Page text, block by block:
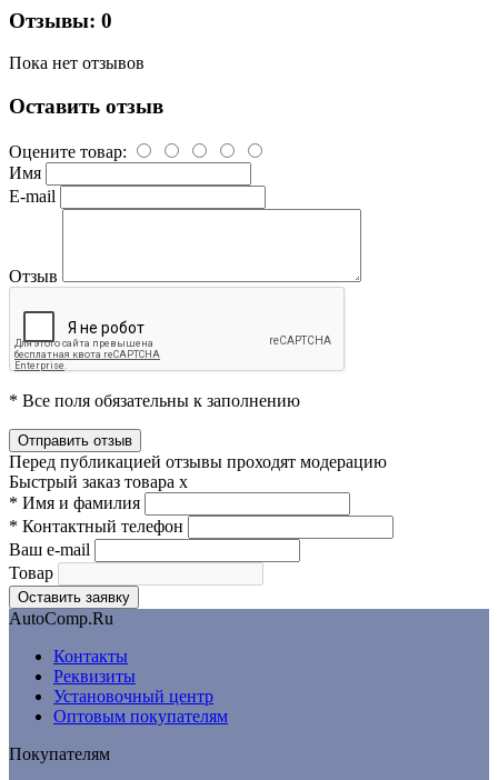
Отзывы: 0
Пока нет отзывов
Оставить отзыв
Оцените товар:
Имя
E-mail
Отзыв
* Все поля обязательны к заполнению
Перед публикацией отзывы проходят модерацию
Быстрый заказ товара x
* Имя и фамилия
* Контактный телефон
Ваш e-mail
Товар
AutoComp.Ru
Контакты
Реквизиты
Установочный центр
Оптовым покупателям
Покупателям